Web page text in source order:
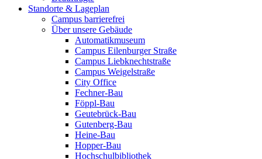
Standorte & Lageplan
Campus barrierefrei
Über unsere Gebäude
Automatikmuseum
Campus Eilenburger Straße
Campus Liebknechtstraße
Campus Weigelstraße
City Office
Fechner-Bau
Föppl-Bau
Geutebrück-Bau
Gutenberg-Bau
Heine-Bau
Hopper-Bau
Hochschulbibliothek